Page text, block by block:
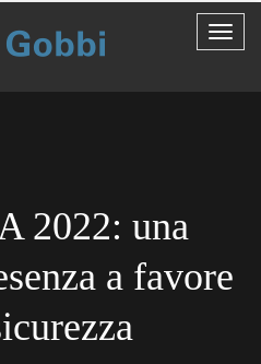
2022: una
a favore